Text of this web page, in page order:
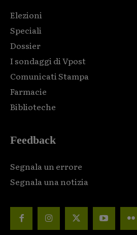
Elezioni
Speciali
Dossier
I sondaggi di Vpost
Comunicati Stampa
Farmacie
Biblioteche
Feedback
Segnala un errore
Segnala una notizia